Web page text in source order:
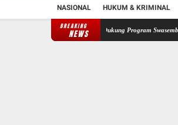
NASIONAL HUKUM & KRIMINAL
BREAKING
NEWS
di Pulau Damar, Dukung Program Swasembada Pangan